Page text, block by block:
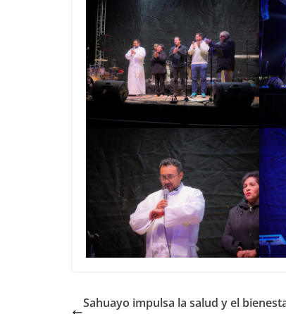
Sahuayo impulsa la salud y el